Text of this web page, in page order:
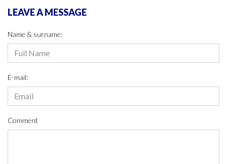
LEAVE A MESSAGE
Name & surname:
E-mail:
Comment